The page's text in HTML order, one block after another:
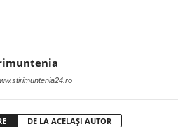
DE LA ACELAȘI AUTOR